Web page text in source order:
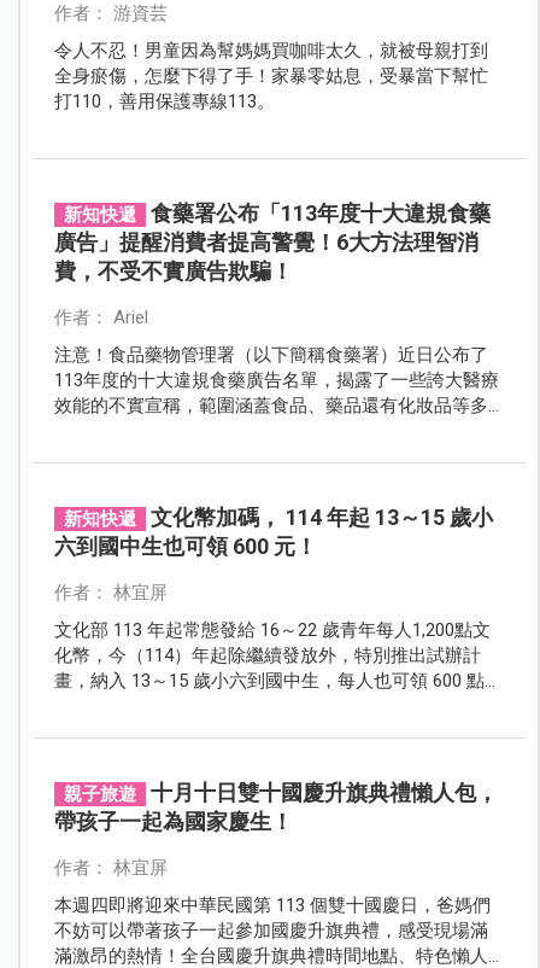
作者： 游資芸
令人不忍！男童因為幫媽媽買咖啡太久，就被母親打到
全身瘀傷，怎麼下得了手！家暴零姑息，受暴當下幫忙
打110，善用保護專線113。
新知快遞
食藥署公布「113年度十大違規食藥
廣告」提醒消費者提高警覺！6大方法理智消
費，不受不實廣告欺騙！
作者： Ariel
注意！食品藥物管理署（以下簡稱食藥署）近日公布了
113年度的十大違規食藥廣告名單，揭露了一些誇大醫療
效能的不實宣稱，範圍涵蓋食品、藥品還有化妝品等多
新知快遞
文化幣加碼， 114 年起 13～15 歲小
六到國中生也可領 600 元！
作者： 林宜屏
文化部 113 年起常態發給 16～22 歲青年每人1,200點文
化幣，今（114）年起除繼續發放外，特別推出試辦計
畫，納入 13～15 歲小六到國中生，每人也可領 600 點文
親子旅遊
十月十日雙十國慶升旗典禮懶人包，
帶孩子一起為國家慶生！
作者： 林宜屏
本週四即將迎來中華民國第 113 個雙十國慶日，爸媽們
不妨可以帶著孩子一起參加國慶升旗典禮，感受現場滿
滿激昂的熱情！全台國慶升旗典禮時間地點、特色懶人